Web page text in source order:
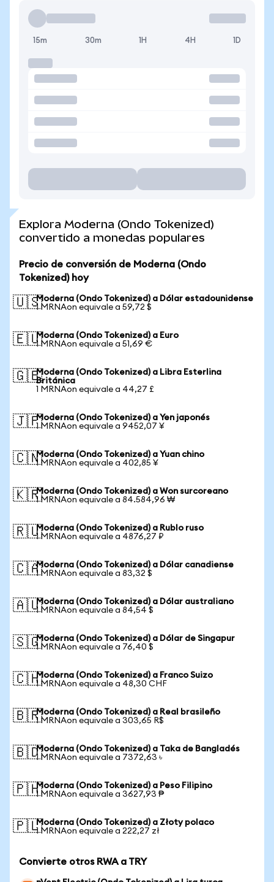
15m 30m 1H 4H 1D
Explora Moderna (Ondo Tokenized)
convertido a monedas populares
Precio de conversión de Moderna (Ondo
Tokenized) hoy
🇺🇸Moderna (Ondo Tokenized) a Dólar estadounidense
1 MRNAon equivale a 59,72 $
🇪🇺Moderna (Ondo Tokenized) a Euro
1 MRNAon equivale a 51,69 €
🇬🇧Moderna (Ondo Tokenized) a Libra Esterlina
Británica
1 MRNAon equivale a 44,27 £
🇯🇵Moderna (Ondo Tokenized) a Yen japonés
1 MRNAon equivale a 9452,07 ¥
🇨🇳Moderna (Ondo Tokenized) a Yuan chino
1 MRNAon equivale a 402,85 ¥
🇰🇷Moderna (Ondo Tokenized) a Won surcoreano
1 MRNAon equivale a 84.584,96 ₩
🇷🇺Moderna (Ondo Tokenized) a Rublo ruso
1 MRNAon equivale a 4876,27 ₽
🇨🇦Moderna (Ondo Tokenized) a Dólar canadiense
1 MRNAon equivale a 83,32 $
🇦🇺Moderna (Ondo Tokenized) a Dólar australiano
1 MRNAon equivale a 84,54 $
🇸🇬Moderna (Ondo Tokenized) a Dólar de Singapur
1 MRNAon equivale a 76,40 $
🇨🇭Moderna (Ondo Tokenized) a Franco Suizo
1 MRNAon equivale a 48,30 CHF
🇧🇷Moderna (Ondo Tokenized) a Real brasileño
1 MRNAon equivale a 303,65 R$
🇧🇩Moderna (Ondo Tokenized) a Taka de Bangladés
1 MRNAon equivale a 7372,63 ৳
🇵🇭Moderna (Ondo Tokenized) a Peso Filipino
1 MRNAon equivale a 3627,93 ₱
🇵🇱Moderna (Ondo Tokenized) a Złoty polaco
1 MRNAon equivale a 222,27 zł
Convierte otros RWA a TRY